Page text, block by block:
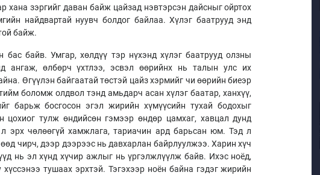
хана зэргийг даван байж цайзад нэвтэрсэн дайсныг ойртох
найдвартай нуувч болдог байлаа. Хүлэг баатрууд энд
байж.
бас байв. Умгар, хөлдүү тэр нүхэнд хүлэг баатрууд олзны
ангаж, өлбөрч үхтлээ, эсвэл өөрийнх нь талын улс их
Өгүүлэн байгаатай төстэй цайз хэрмийг чи өөрийн биеэр
боломж олдвол тэнд амьдарч асан хүлэг баатар, ханхүү,
барьж босгосон эгэл жирийн хүмүүсийн тухай бодохыг
цохиог тулж өндийсөн гэмээр өндөр цамхаг, хавцал дунд
л эрх чөлөөгүй хамжлага, тариачин ард барьсан юм. Тэд л
чирч, дээр дээрээс нь давхарлан байрлуулжээ. Харин хүч
нь эл хүнд хүчир ажлыг нь үргэлжлүүлж байв. Ихэс ноёд,
тушаах эрхтэй. Тэгэхээр ноён байна гэдэг жирийн